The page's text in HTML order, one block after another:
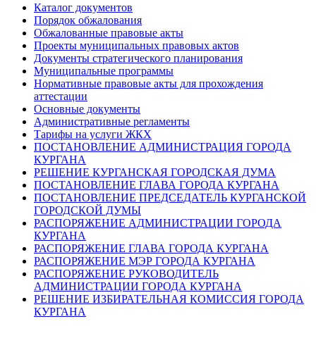
Каталог документов
Порядок обжалования
Обжалованные правовые акты
Проекты муниципальных правовых актов
Документы стратегического планирования
Муниципальные программы
Нормативные правовые акты для прохождения
аттестации
Основные документы
Административные регламенты
Тарифы на услуги ЖКХ
ПОСТАНОВЛЕНИЕ АДМИНИСТРАЦИЯ ГОРОДА
КУРГАНА
РЕШЕНИЕ КУРГАНСКАЯ ГОРОДСКАЯ ДУМА
ПОСТАНОВЛЕНИЕ ГЛАВА ГОРОДА КУРГАНА
ПОСТАНОВЛЕНИЕ ПРЕДСЕДАТЕЛЬ КУРГАНСКОЙ
ГОРОДСКОЙ ДУМЫ
РАСПОРЯЖЕНИЕ АДМИНИСТРАЦИИ ГОРОДА
КУРГАНА
РАСПОРЯЖЕНИЕ ГЛАВА ГОРОДА КУРГАНА
РАСПОРЯЖЕНИЕ МЭР ГОРОДА КУРГАНА
РАСПОРЯЖЕНИЕ РУКОВОДИТЕЛЬ
АДМИНИСТРАЦИИ ГОРОДА КУРГАНА
РЕШЕНИЕ ИЗБИРАТЕЛЬНАЯ КОМИССИЯ ГОРОДА
КУРГАНА